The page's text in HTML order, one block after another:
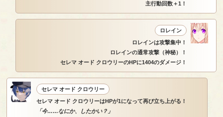
主行動回数＋1！
ロレイン
ロレインは攻撃集中！
ロレインの通常攻撃（神秘）！
セレマ オード クロウリーのHPに1404のダメージ！
セレマ オード クロウリー
セレマ オード クロウリーはHPが1になって再び立ち上がる！
「今……なにか、したかい？」